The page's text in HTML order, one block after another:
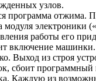
узлов.
программа отжима.
модуля электроники
работы его
включение
Выход из строя
сбоит программный
Каждую из